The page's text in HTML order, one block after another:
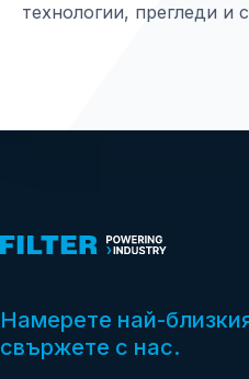
технологии, прегледи и
Намерете най-
свържете с нас.